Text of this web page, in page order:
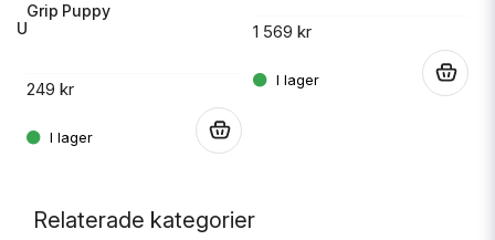
RU
Grip Puppy
249 kr
1 569 kr
Relaterade kategorier